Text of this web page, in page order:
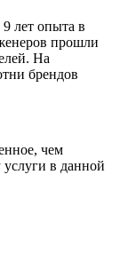
лет опыта в
прошли
На
брендов
чем
в данной